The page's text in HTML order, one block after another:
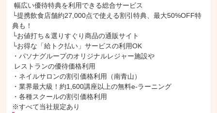
└提携飲食店舗約27,000点で使える割引特典、最大50%OFF特
典も！
└お値打ち＆選りすぐり商品の通販サイト
└お得な「給トク払い」サービスの利用OK
・パソナグループのオリジナルレジャー施設や
・ネイルサロンの割引価格利用（南青山）
・業界最大級！約1,600講座以上の無料e-ラーニング
・各種スクールの割引価格利用
※すべて当社規定あり